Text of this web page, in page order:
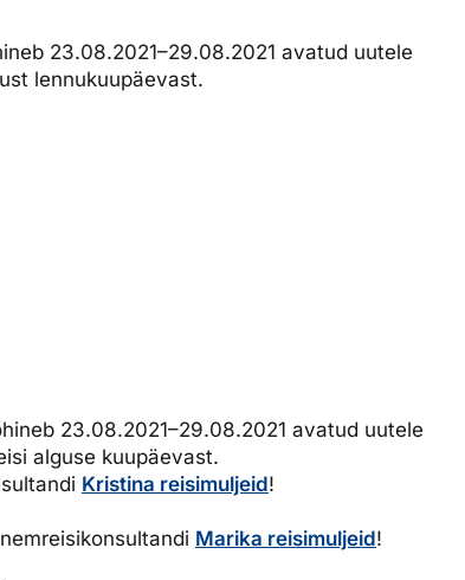
23.08.2021–29.08.2021 avatud uutele
lennukuupäevast.
23.08.2021–29.08.2021 avatud uutele
alguse kuupäevast.
Kristina reisimuljeid!
Marika reisimuljeid!